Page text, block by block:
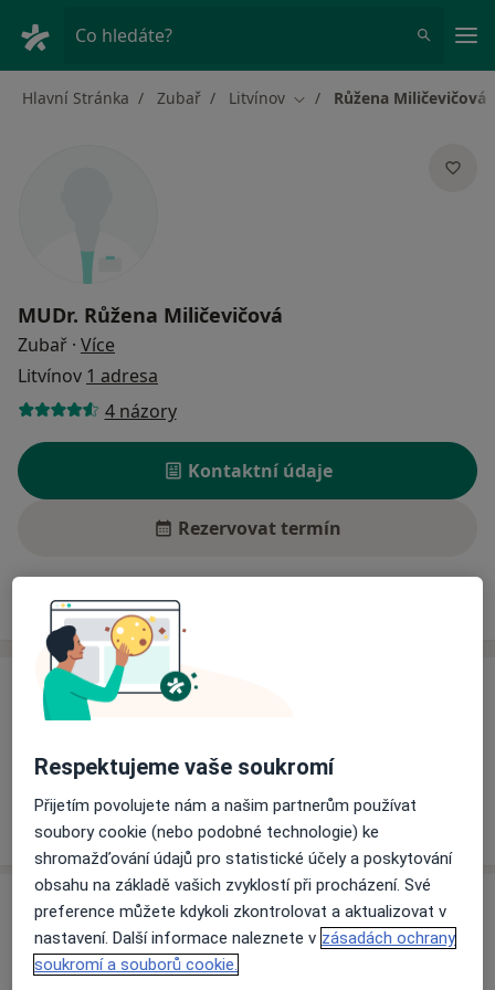
Co hledáte?
Hlavní Stránka Zubař Litvínov Změna města
Růžena Miličevičová
MUDr. Růžena Miličevičová
Zubař · Více
Litvínov 1 adresa
4 názory
Kontaktní údaje
Rezervovat termín
Ceník Adresy
Ceník
Tento specialista ještě nepřidával žádné informace o
Adresa
Krušnohorská poliklinika s.r.o.
Respektujeme vaše soukromí
Přijetím povolujete nám a našim partnerům používat
soubory cookie (nebo podobné technologie) ke
shromažďování údajů pro statistické účely a poskytování
obsahu na základě vašich zvyklostí při procházení. Své
preference můžete kdykoli zkontrolovat a aktualizovat v
nastavení. Další informace naleznete v zásadách ochrany
soukromí a souborů cookie.